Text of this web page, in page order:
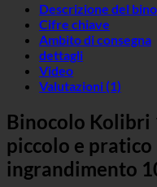
Descrizione del
Cifre chiave
Ambito di consegna
dettagli
Video
Valutazioni (1)
Binocolo Kolibri
piccolo e
ingrandimento